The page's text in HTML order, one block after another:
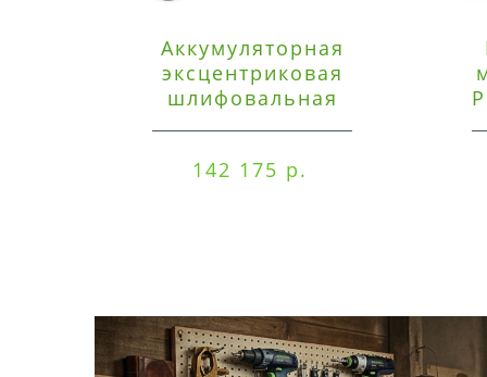
Аккумуляторная
эксцентриковая
шлифовальная
142 175 р.